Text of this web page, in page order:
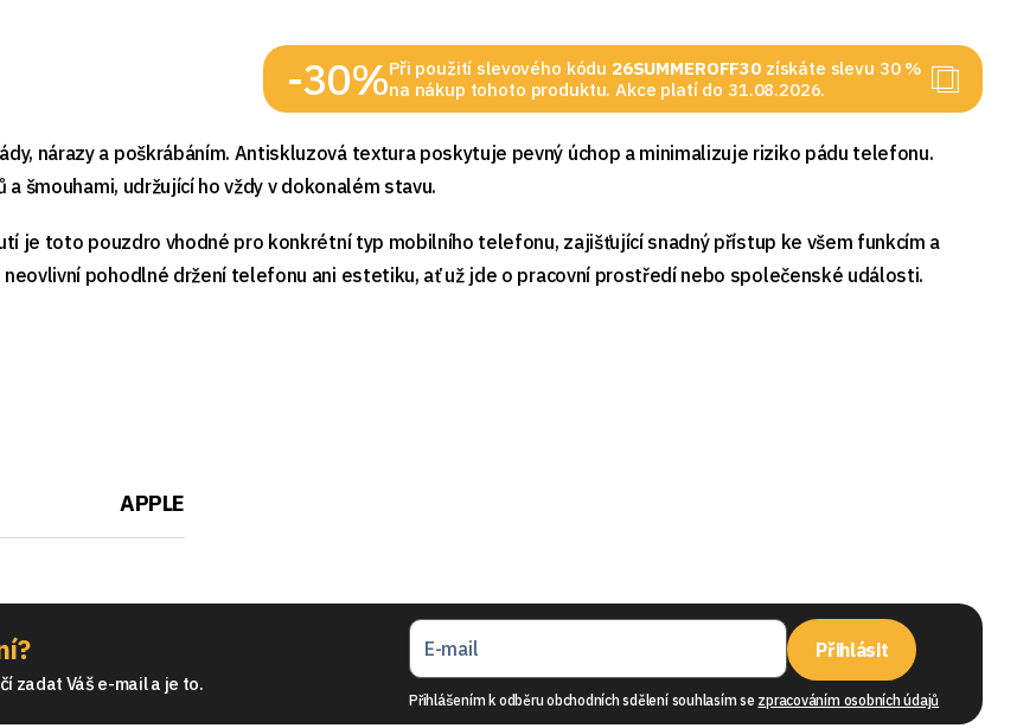
-30%Při použití slevového kódu 26SUMMEROFF30 získáte slevu 30 %
na nákup tohoto produktu. Akce platí do 31.08.2026.
nárazy a poškrábáním. Antiskluzová textura poskytuje pevný úchop a minimalizuje riziko pádu telefonu.
šmouhami, udržující ho vždy v dokonalém stavu.
je toto pouzdro vhodné pro konkrétní typ mobilního telefonu, zajišťující snadný přístup ke všem funkcím a
pohodlné držení telefonu ani estetiku, ať už jde o pracovní prostředí nebo společenské události.
APPLE
zadat Váš e-mail a je to.
Přihlásit
Přihlášením k odběru obchodních sdělení souhlasím se zpracováním osobních údajů